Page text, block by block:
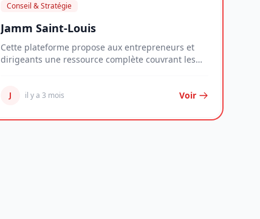
Conseil & Stratégie
Jamm Saint-Louis
Cette plateforme propose aux entrepreneurs et
dirigeants une ressource complète couvrant les
J il y a 3 mois Voir